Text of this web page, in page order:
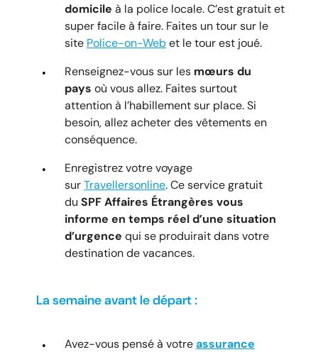
domicile à la police locale. C’est gratuit et
super facile à faire. Faites un tour sur le
site Police-on-Webet le tour est joué.
Renseignez-vous sur les mœurs du
pays où vous allez. Faites surtout
attention à l’habillement sur place. Si
besoin, allez acheter des vêtements en
conséquence.
Enregistrez votre voyage
surTravellersonline. Ce service gratuit
du SPF Affaires Étrangères vous
informe en temps réel d’une situation
d’urgence qui se produirait dans votre
destination de vacances.
La semaine avant le départ :
Avez-vous pensé à votreassurance